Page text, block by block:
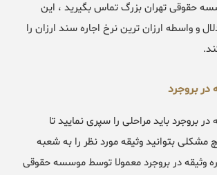
حقوقی تهران بزرگ تماس بگیرید ، این
و واسطه ارزان ترین نرخ اجاره سند ارزان را
در بروجرد
در بروجرد باید مراحلی را سپری نمایید تا
مشکلی بتوانید وثیقه مورد نظر را به شعبه
وثیقه در بروجرد معمولا توسط موسسه حقوقی